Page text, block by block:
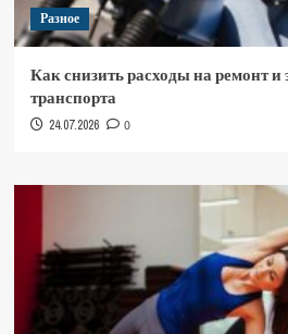
Разное
Как снизить расходы на ремонт и
транспорта
24.07.2026 0